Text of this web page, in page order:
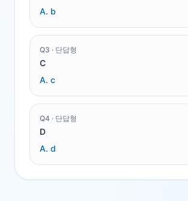
A. b
Q3 · 단답형
C
A. c
Q4 · 단답형
D
A. d